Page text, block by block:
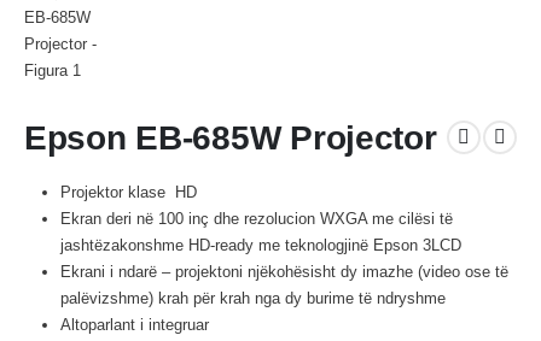
Epson EB-685W Projector
Projektor klase HD
Ekran deri në 100 inç dhe rezolucion WXGA me cilësi të
jashtëzakonshme HD-ready me teknologjinë Epson 3LCD
Ekrani i ndarë – projektoni njëkohësisht dy imazhe (video ose të
palëvizshme) krah për krah nga dy burime të ndryshme
Altoparlant i integruar